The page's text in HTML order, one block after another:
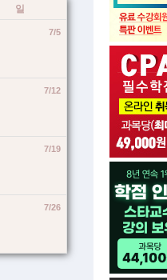
일
7/5
7/12
7/19
7/26